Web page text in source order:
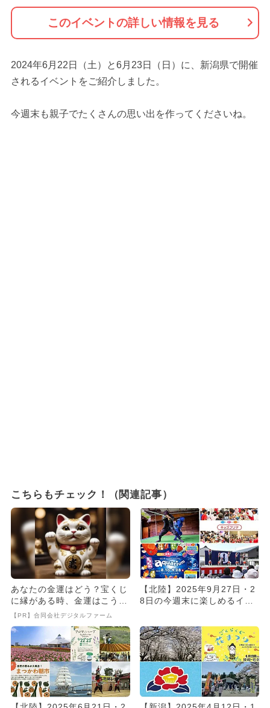
このイベントの詳しい情報を見る
2024年6月22日（土）と6月23日（日）に、新潟県で開催
されるイベントをご紹介しました。
今週末も親子でたくさんの思い出を作ってくださいね。
こちらもチェック！（関連記事）
あなたの金運はどう？宝くじ
に縁がある時、金運はこう変
わる
【PR】合同会社デジタルファーム
【北陸】2025年9月27日・2
8日の今週末に楽しめるイベ